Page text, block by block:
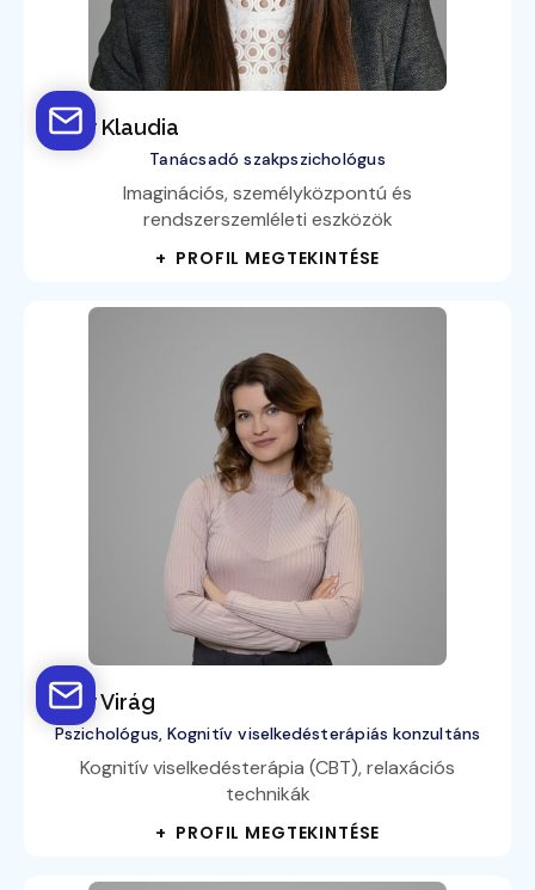
Nagy Klaudia
Tanácsadó szakpszichológus
Imaginációs, személyközpontú és
rendszerszemléleti eszközök
+ PROFIL MEGTEKINTÉSE
Nagy Virág
Pszichológus, Kognitív viselkedésterápiás konzultáns
Kognitív viselkedésterápia (CBT), relaxációs
technikák
+ PROFIL MEGTEKINTÉSE